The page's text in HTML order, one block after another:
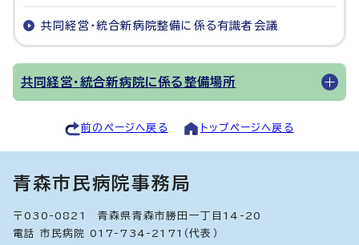
共同経営・統合新病院整備に係る有識者会議
共同経営・統合新病院に係る整備場所
前のページへ戻る トップページへ戻る
青森市民病院事務局
〒030-0821 青森県青森市勝田一丁目14-20
電話 市民病院 017-734-2171（代表）